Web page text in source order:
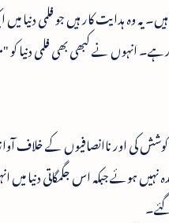
وہ ہدایت کار ہیں جو فلمی دنیا
انہوں نے کبھی بھی فلمی دنیا
کی اور ناانصافیوں کے خلاف
ہوئے جبکہ اس جگمگاتی دنیا میں